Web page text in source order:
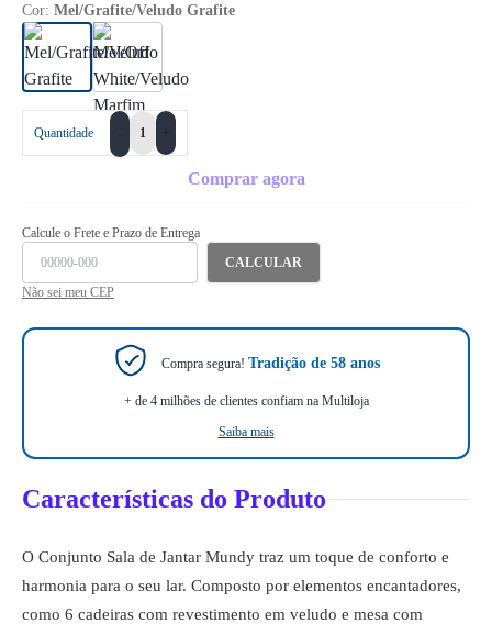
Cor: Mel/Grafite/Veludo Grafite
Quantidade
Comprar agora
Calcule o Frete e Prazo de Entrega
CALCULAR
Não sei meu CEP
Compra segura! Tradição de 58 anos
+ de 4 milhões de clientes confiam na Multiloja
Saiba mais
Características do Produto
O Conjunto Sala de Jantar Mundy traz um toque de conforto e
harmonia para o seu lar. Composto por elementos encantadores,
como 6 cadeiras com revestimento em veludo e mesa com